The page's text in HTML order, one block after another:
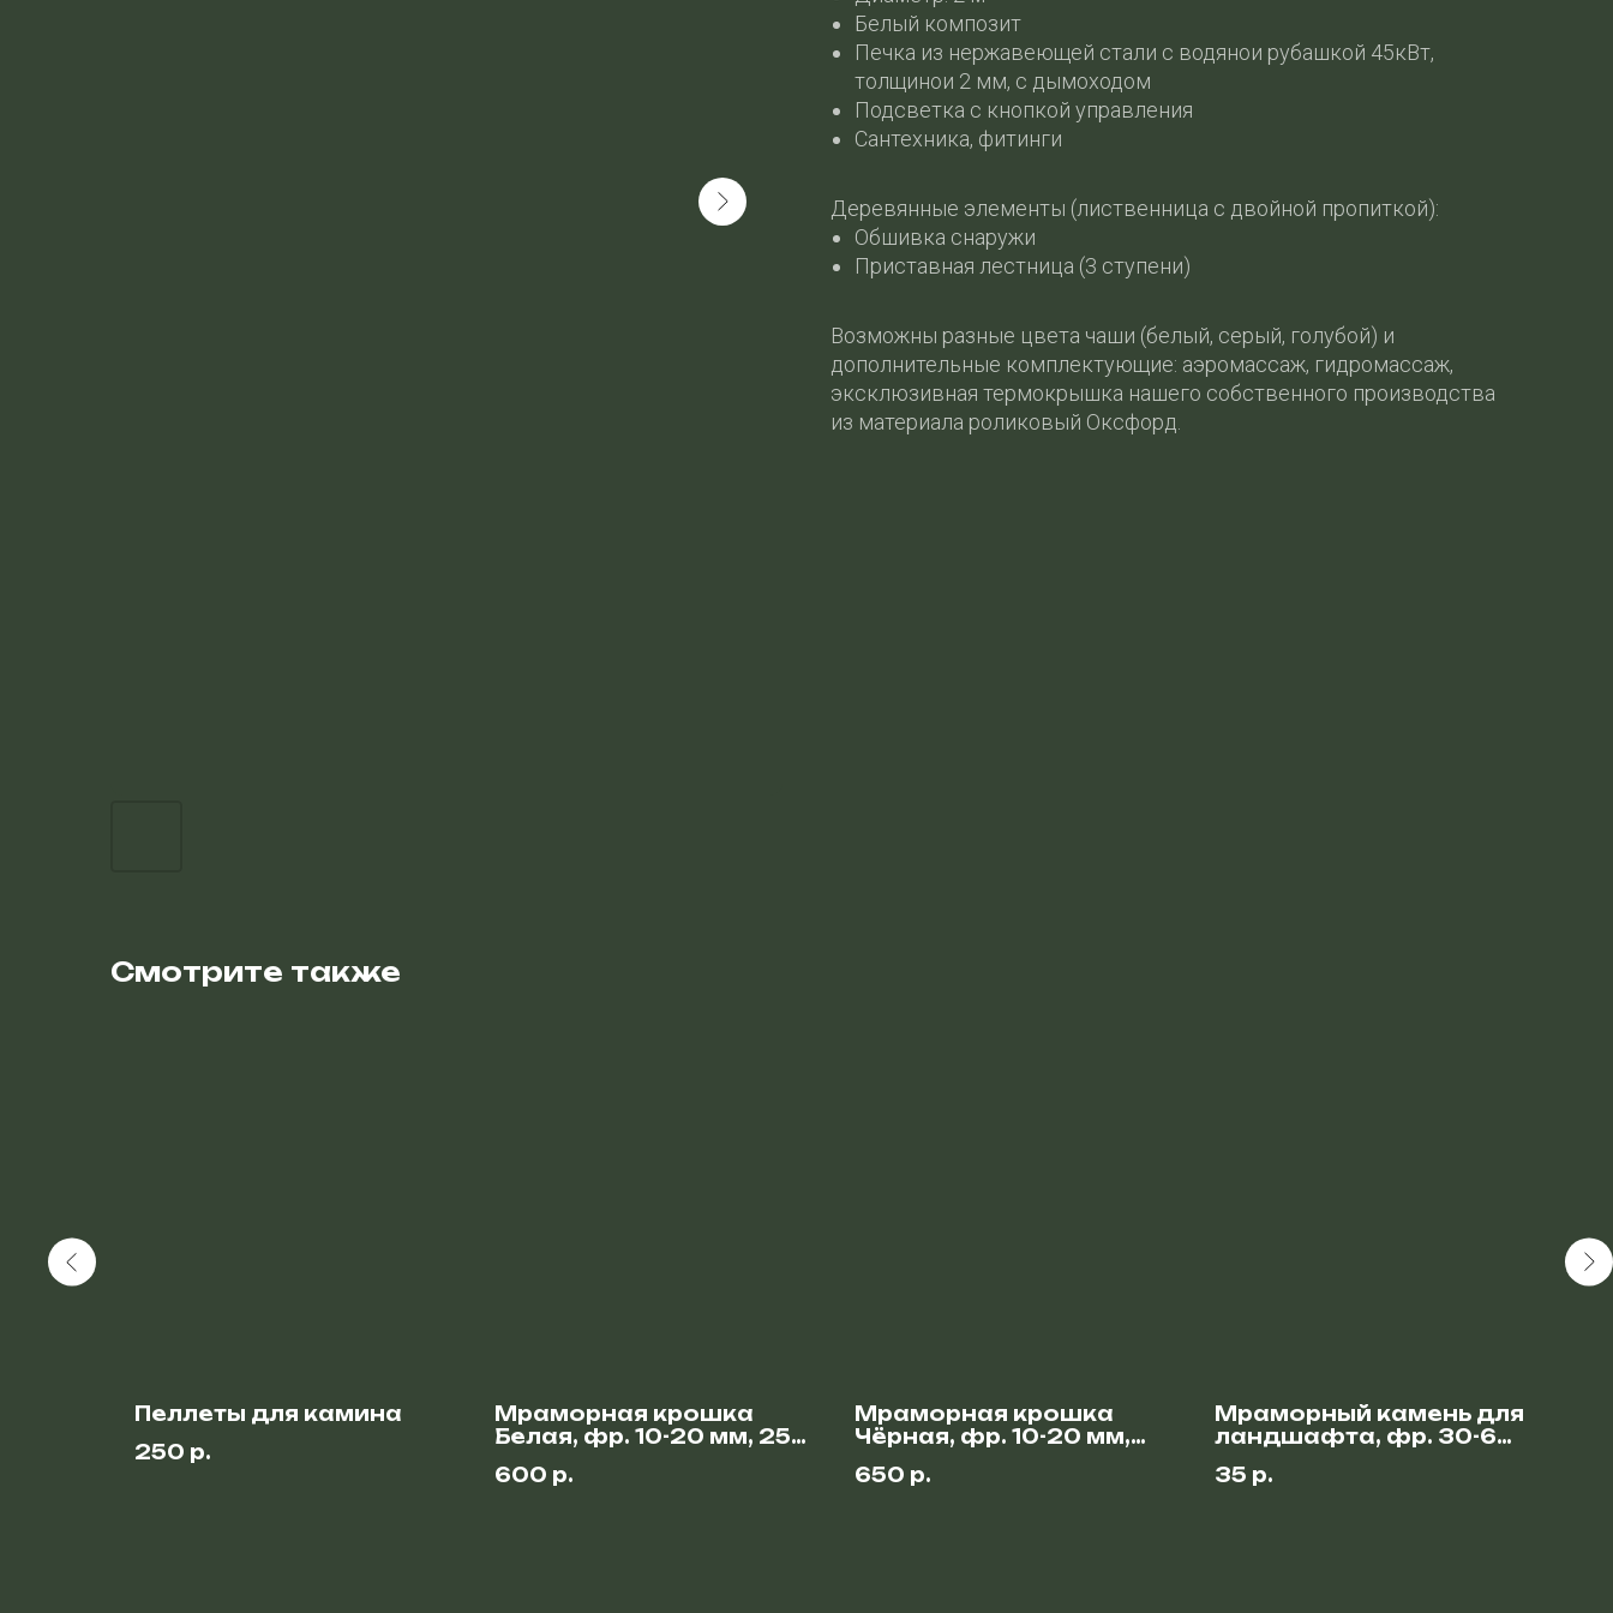
Белый композит
Печка из нержавеющей стали с водянои рубашкой 45кВт,
толщинои 2 мм, с дымоходом
Подсветка с кнопкой управления
Сантехника, фитинги
Деревянные элементы (лиственница с двойной пропиткой):
Обшивка снаружи
Приставная лестница (3 ступени)
Возможны разные цвета чаши (белый, серый, голубой) и
дополнительные комплектующие: аэромассаж, гидромассаж,
эксклюзивная термокрышка нашего собственного производства
из материала роликовый Оксфорд.
Смотрите также
Пеллеты для камина
250 р.
Мраморная крошка
Белая, фр. 10-20 мм, 25
600 р.
Мраморная крошка
Чёрная, фр. 10-20 мм,
650 р.
Мраморный камень для
ландшафта, фр. 30-60
35 р.